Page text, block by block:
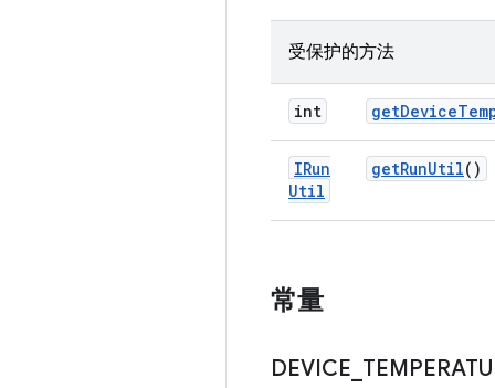
受保护的方法
int getDevice
IRun
Util
getRunUtil()
常量
DEVICE